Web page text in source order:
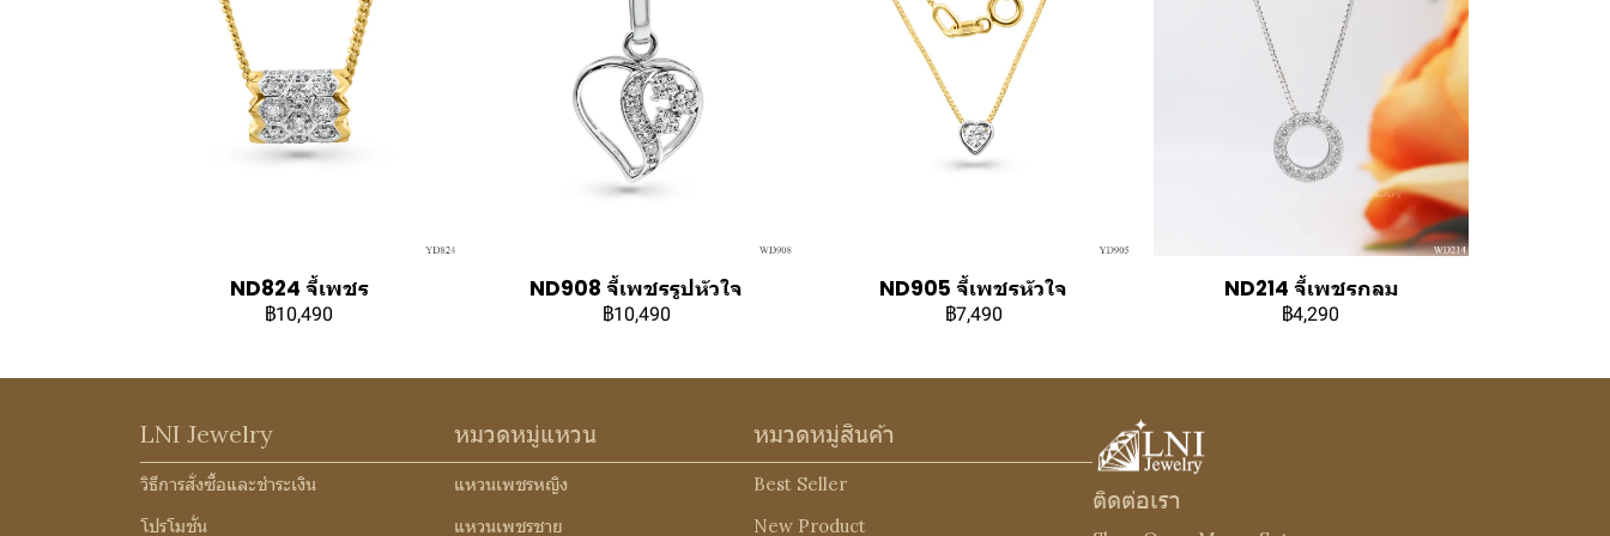
ND824 จี้เพชร
฿10,490
ND908 จี้เพชรรูปหัวใจ
฿10,490
ND905 จี้เพชรหัวใจ
฿7,490
ND214 จี้เพชรกลม
฿4,290
LNI Jewelry
วิธีการสั่งซื้อและชำระเงิน
โปรโมชั่น
หมวดหมู่แหวน
แหวนเพชรหญิง
แหวนเพชรชาย
หมวดหมู่สินค้า
Best Seller
New Product
ติดต่อเรา